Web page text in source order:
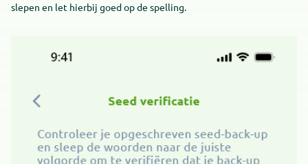
slepen en let hierbij goed op de spelling.